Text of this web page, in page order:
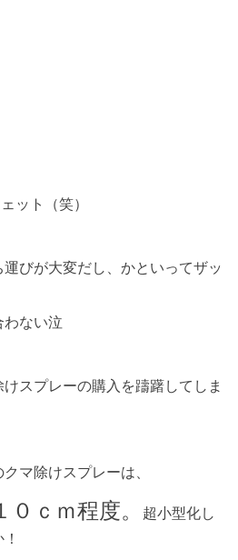
ット（笑）
びが大変だし、かといってザッ
ない泣
スプレーの購入を躊躇してしま
マ除けスプレーは、
０ｃｍ程度。
超小型化し